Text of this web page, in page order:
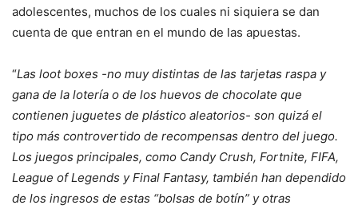
adolescentes, muchos de los cuales ni siquiera se dan
cuenta de que entran en el mundo de las apuestas.
“Las loot boxes -no muy distintas de las tarjetas raspa y
gana de la lotería o de los huevos de chocolate que
contienen juguetes de plástico aleatorios- son quizá el
tipo más controvertido de recompensas dentro del juego.
Los juegos principales, como Candy Crush, Fortnite, FIFA,
League of Legends y Final Fantasy, también han dependido
de los ingresos de estas “bolsas de botín” y otras